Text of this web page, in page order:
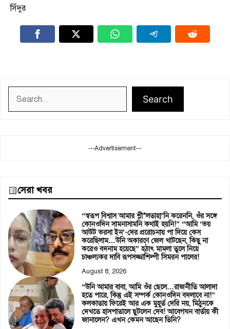
সিঁদুর
Search
---Advertisement---
সেরা খবর
“স্বরূপ বিশ্বাস আমার শ্লী*লতাহা’নি করেননি, ওঁর সঙ্গে
কোনওদিন সামনাসামনি কথাই হয়নি!” “আমি ‘ভয়
আউট ভরসা ইন’-দের প্ররোচনায় পা দিয়ে কেস
করেছিলাম…উনি অকারণে জেল খাটছেন, কিছু না
করেও বদনাম হয়েছে” হঠাৎ মামলা তুলে নিয়ে
চাঞ্চল্যকর দাবি রূপসজ্জাশিল্পী সিমরন পালের!
August 8, 2026
“উনি আমার বাবা, আমি ওঁর ছেলে…রাজনীতি আলাদা
হতে পারে, কিন্তু এই সম্পর্ক কোনওদিন বদলাবে না!”
কলকাতায় ফিরেই আর এক মুহূর্ত দেরি নয়, মিঠুনকে
দেখতে হাসপাতালে ছুটলেন দেব! আবেগঘন বার্তায় কী
জানালেন? এখন কেমন আছেন তিনি?